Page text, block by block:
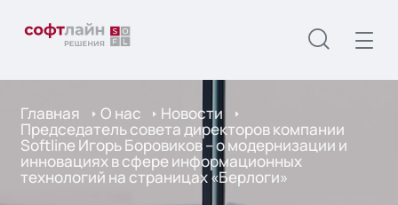
Главная О нас Новости
Председатель совета директоров компании
Softline Игорь Боровиков – о модернизации и
инновациях в сфере информационных
технологий на страницах «Берлоги»